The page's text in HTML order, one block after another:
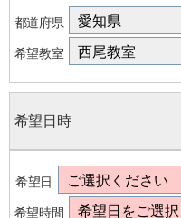
都道府県
希望教室
希望日時
希望日
希望時間